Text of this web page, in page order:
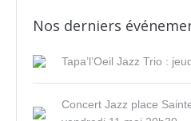
Nos derniers
Tapa’l’Oeil Jazz Trio :
Concert Jazz place